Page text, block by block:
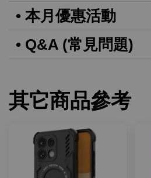
• 本月優惠活動
• Q&A (常見問題)
其它商品參考